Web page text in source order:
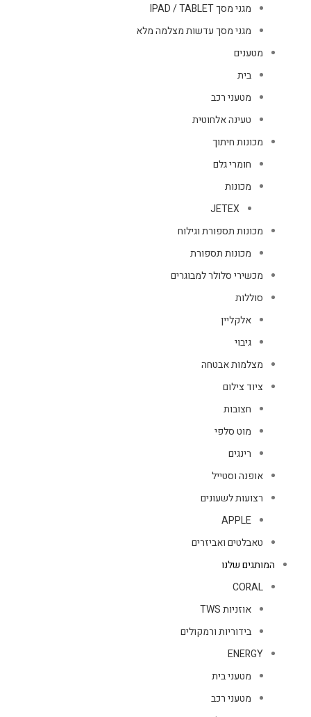
מגני מסך IPAD / TABLET
מגני מסך עדשות מצלמה מלא
מטענים
בית
מטעני רכב
טעינה אלחוטית
מכונות חיתוך
חומרי גלם
מכונות
JETEX
מכונות תספורת וגילוח
מכונות תספורת
מכשירי סלולר למבוגרים
סוללות
אלקליין
גיבוי
מצלמות אבטחה
ציוד צילום
חצובות
מוט סלפי
רינגים
אופנה וסטייל
רצועות לשעונים
APPLE
טאבלטים ואביזרים
המותגים שלנו
CORAL
אוזניות TWS
בידוריות ורמקולים
ENERGY
מטעני בית
מטעני רכב